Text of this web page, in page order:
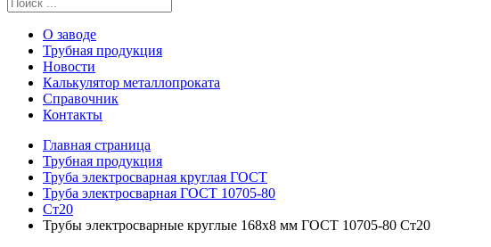
О заводе
Трубная продукция
Новости
Калькулятор металлопроката
Справочник
Контакты
Главная страница
Трубная продукция
Труба электросварная круглая ГОСТ
Труба электросварная ГОСТ 10705-80
Ст20
Трубы электросварные круглые 168x8 мм ГОСТ 10705-80 Ст20